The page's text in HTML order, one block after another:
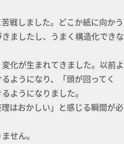
戦しました。どこか紙に向かう
ましたし、うまく構造化できな
化が生まれてきました。以前よ
ようになり、「頭が回ってく
ようになりました。
はおかしい」と感じる瞬間が必
せん。